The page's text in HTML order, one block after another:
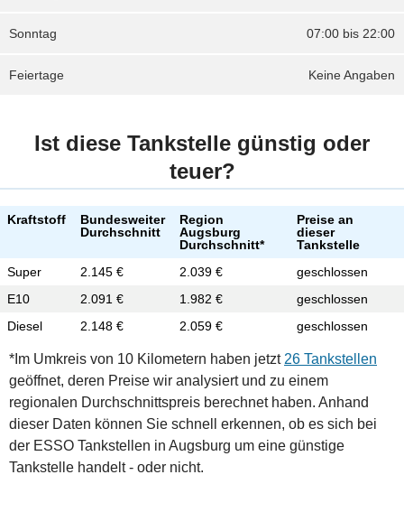
07:00 bis 22:00
Sonntag
Keine Angaben
Feiertage
Ist diese Tankstelle günstig oder
teuer?
Kraftstoff
Bundesweiter
Durchschnitt
Region
Augsburg
Durchschnitt*
Preise an
dieser
Tankstelle
Super
2.145 € 2.039 €
geschlossen
E10
2.091 € 1.982 €
geschlossen
Diesel
2.148 € 2.059 € geschlossen
*Im Umkreis von 10 Kilometern haben jetzt 26 Tankstellen
geöffnet, deren Preise wir analysiert und zu einem
regionalen Durchschnittspreis berechnet haben. Anhand
dieser Daten können Sie schnell erkennen, ob es sich bei
der ESSO Tankstellen in Augsburg um eine günstige
Tankstelle handelt - oder nicht.